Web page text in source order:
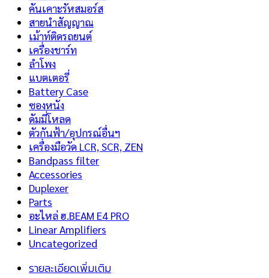
คันเคาะรัหสมอร์ส
สายนำสัญญาณ
เม้าท์ติดรถยนต์
เครื่องชาร์ท
ลำโพง
แบตเตอรี่
Battery Case
ซองหนัง
ดัมมี่โหลด
ตัวกันฟ้า/อุปกรณ์อื่นฯ
เครื่องมือวัด LCR, SCR, ZEN
Bandpass filter
Accessories
Duplexer
Parts
อะไหล่ ฮ.BEAM E4 PRO
Linear Amplifiers
Uncategorized
รายละเอียดเพิ่มเติม